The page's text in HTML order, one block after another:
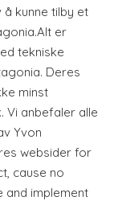
å kunne tilby et
er
tekniske
Deres
minst
Vi anbefaler alle
Yvon
websider for
cause no
and implement